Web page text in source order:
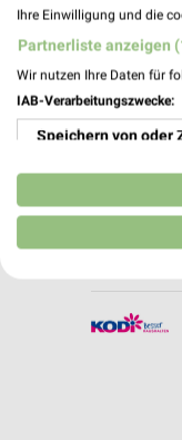
Ihre Einwilligung und die
Partnerliste anzeigen
Wir nutzen Ihre Daten für
IAB-Verarbeitungszwecke:
Speichern von oder
Verwendung
Erstellung von
Erstellung von
Verwendung von
Messung der